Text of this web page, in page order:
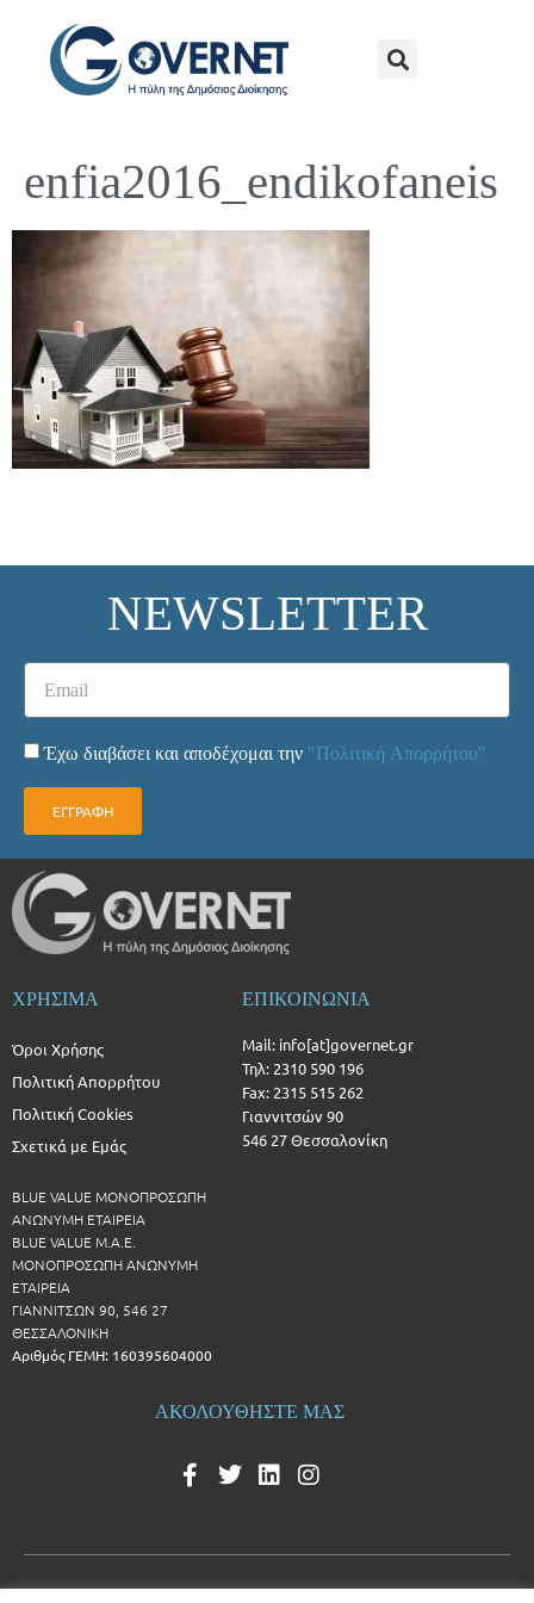
enfia2016_endikofaneis
NEWSLETTER
Έχω διαβάσει και αποδέχομαι την "Πολιτική Απορρήτου"
ΕΓΓΡΑΦΗ
ΧΡΗΣΙΜΑ
Όροι Χρήσης
Πολιτική Απορρήτου
Πολιτική Cookies
Σχετικά με Εμάς
BLUE VALUE ΜΟΝΟΠΡΟΣΩΠΗ
ΑΝΩΝΥΜΗ ΕΤΑΙΡΕΙΑ
BLUE VALUE Μ.Α.Ε.
ΜΟΝΟΠΡΟΣΩΠΗ ΑΝΩΝΥΜΗ
ΕΤΑΙΡΕΙΑ
ΓΙΑΝΝΙΤΣΩΝ 90, 546 27
ΘΕΣΣΑΛΟΝΙΚΗ
Αριθμός ΓΕΜΗ: 160395604000
ΕΠΙΚΟΙΝΩΝΙΑ
Mail: info[at]governet.gr
Τηλ: 2310 590 196
Fax: 2315 515 262
Γιαννιτσών 90
546 27 Θεσσαλονίκη
ΑΚΟΛΟΥΘΗΣΤΕ ΜΑΣ